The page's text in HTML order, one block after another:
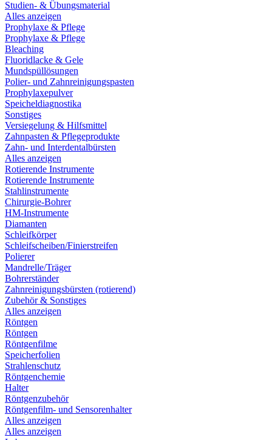
Studien- & Übungsmaterial
Alles anzeigen
Prophylaxe & Pflege
Prophylaxe & Pflege
Bleaching
Fluoridlacke & Gele
Mundspüllösungen
Polier- und Zahnreinigungspasten
Prophylaxepulver
Speicheldiagnostika
Sonstiges
Versiegelung & Hilfsmittel
Zahnpasten & Pflegeprodukte
Zahn- und Interdentalbürsten
Alles anzeigen
Rotierende Instrumente
Rotierende Instrumente
Stahlinstrumente
Chirurgie-Bohrer
HM-Instrumente
Diamanten
Schleifkörper
Schleifscheiben/Finierstreifen
Polierer
Mandrelle/Träger
Bohrerständer
Zahnreinigungsbürsten (rotierend)
Zubehör & Sonstiges
Alles anzeigen
Röntgen
Röntgen
Röntgenfilme
Speicherfolien
Strahlenschutz
Röntgenchemie
Halter
Röntgenzubehör
Röntgenfilm- und Sensorenhalter
Alles anzeigen
Alles anzeigen